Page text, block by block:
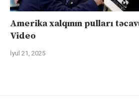
Amerika xalqının pulları
Video
İyul 21, 2025